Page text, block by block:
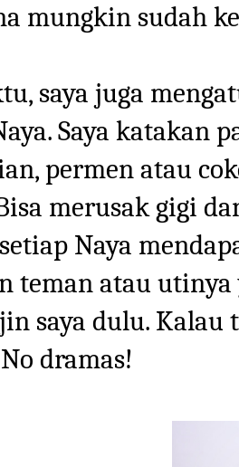
mungkin sudah
saya juga
Saya katakan
permen atau
merusak gigi
Naya
teman atau utinya
saya dulu.
dramas!